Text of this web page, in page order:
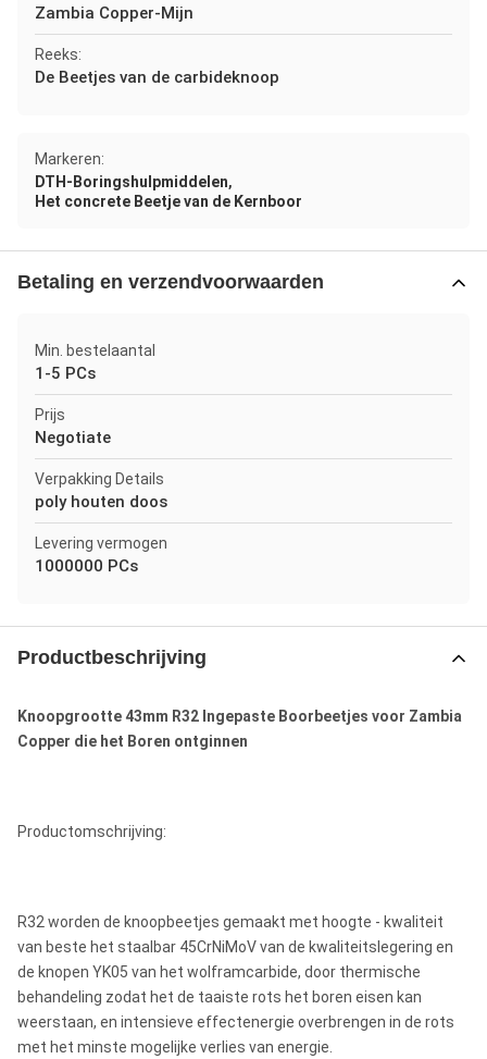
Zambia Copper-Mijn
Reeks:
De Beetjes van de carbideknoop
Markeren:
DTH-Boringshulpmiddelen,
Het concrete Beetje van de Kernboor
Betaling en verzendvoorwaarden
Min. bestelaantal
1-5 PCs
Prijs
Negotiate
Verpakking Details
poly houten doos
Levering vermogen
1000000 PCs
Productbeschrijving
Knoopgrootte 43mm R32 Ingepaste Boorbeetjes voor Zambia
Copper die het Boren ontginnen
Productomschrijving:
R32 worden de knoopbeetjes gemaakt met hoogte - kwaliteit
van beste het staalbar 45CrNiMoV van de kwaliteitslegering en
de knopen YK05 van het wolframcarbide, door thermische
behandeling zodat het de taaiste rots het boren eisen kan
weerstaan, en intensieve effectenergie overbrengen in de rots
met het minste mogelijke verlies van energie.